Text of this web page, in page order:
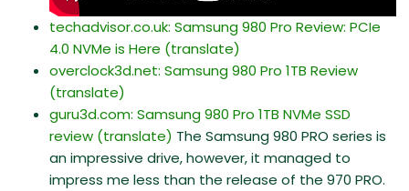
techadvisor.co.uk: Samsung 980 Pro Review: PCIe
4.0 NVMe is Here (translate)
overclock3d.net: Samsung 980 Pro 1TB Review
(translate)
guru3d.com: Samsung 980 Pro 1TB NVMe SSD
review (translate) The Samsung 980 PRO series is
an impressive drive, however, it managed to
impress me less than the release of the 970 PRO.